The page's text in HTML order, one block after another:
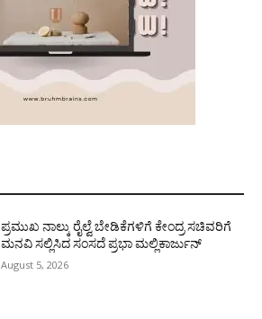
ಪ್ರಮುಖ ನಾಲ್ಕು ರೈಲ್ವೆ ಬೇಡಿಕೆಗಳಿಗೆ ಕೇಂದ್ರ ಸಚಿವರಿಗೆ
ಮನವಿ ಸಲ್ಲಿಸಿದ ಸಂಸದೆ ಪ್ರಭಾ ಮಲ್ಲಿಕಾರ್ಜುನ್
August 5, 2026